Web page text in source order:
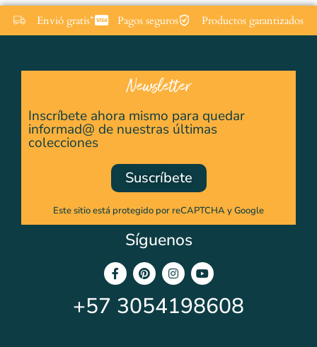
Envió gratis* Pagos seguros Productos garantizados
Newsletter
Inscríbete ahora mismo para quedar
informad@ de nuestras últimas
colecciones
Suscríbete
Este sitio está protegido por reCAPTCHA y Google
Síguenos
+57 3054198608